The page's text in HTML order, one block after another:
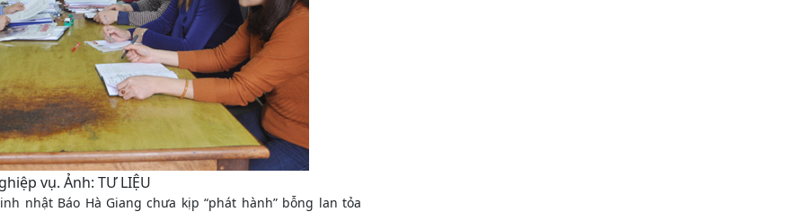
vụ. Ảnh: TƯ LIỆU
nhật Báo Hà Giang chưa kịp “phát hành” bỗng lan tỏa